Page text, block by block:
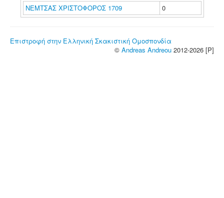
ΝΕΜΤΣΑΣ ΧΡΙΣΤΟΦΟΡΟΣ 1709 0
Επιστροφή στην Ελληνική Σκακιστική Ομοσπονδία
© Andreas Andreou 2012-2026 [P]